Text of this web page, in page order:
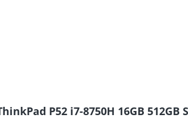
P52 i7-8750H 16GB 512GB